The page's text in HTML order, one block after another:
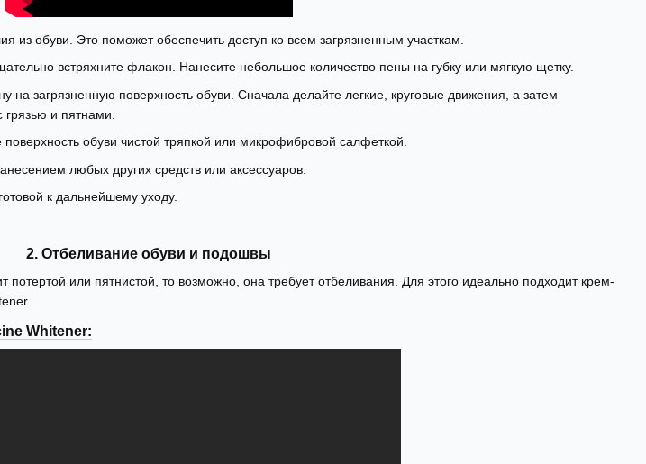
из обуви. Это поможет обеспечить доступ ко всем загрязненным участкам.
встряхните флакон. Нанесите небольшое количество пены на губку или мягкую щетку.
на загрязненную поверхность обуви. Сначала делайте легкие, круговые движения, а затем
грязью и пятнами.
обуви чистой тряпкой или микрофибровой салфеткой.
любых других средств или аксессуаров.
к дальнейшему уходу.
2. Отбеливание обуви и подошвы
или пятнистой, то возможно, она требует отбеливания. Для этого идеально подходит крем-
Whitener: